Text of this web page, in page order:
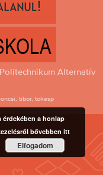
Alternatív
tibor, tokesp
a honlap
bővebben itt
Elfogadom